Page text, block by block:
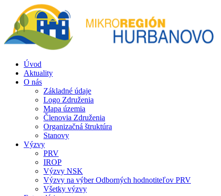
Úvod
Aktuality
O nás
Základné údaje
Logo Združenia
Mapa územia
Členovia Združenia
Organizačná štruktúra
Stanovy
Výzvy
PRV
IROP
Výzvy NSK
Výzvy na výber Odborných hodnotiteľov PRV
Všetky výzvy